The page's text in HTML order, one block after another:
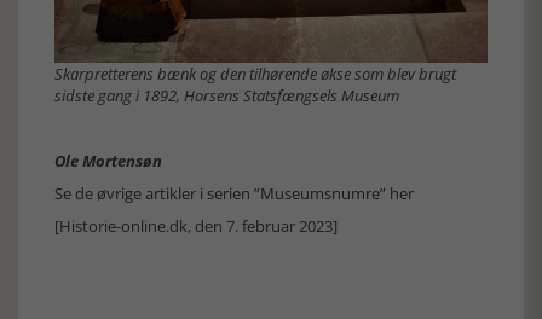
Skarpretterens bænk og den tilhørende økse som blev brugt
sidste gang i 1892, Horsens Statsfængsels Museum
Ole Mortensøn
Se de øvrige artikler i serien ”Museumsnumre” her
[Historie-online.dk, den 7. februar 2023]